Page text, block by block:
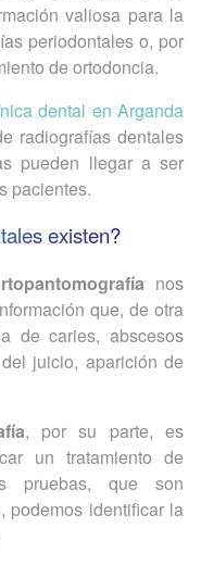
valiosa para la
periodontales o, por
de ortodoncia.
dental en Arganda
radiografías dentales
pueden llegar a ser
pacientes.
existen?
nos
que, de otra
de caries, abscesos
juicio, aparición de
, por su parte, es
un tratamiento de
pruebas, que son
, podemos identificar la